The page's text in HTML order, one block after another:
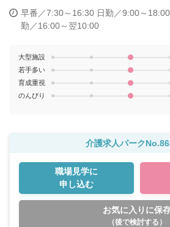
早番／7:30～16:30 日勤／9:00～18:00
勤／16:00～翌10:00
大型施設
若手多い
育成重視
のんびり
介護求人パーク
職場見学に
申し込む
お気に入りに保
（後で検討する）